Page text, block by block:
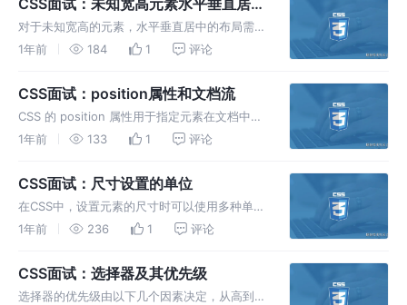
是较为传统的三栏布
方法
对于未知宽高的元素，水平垂直居中的布局需求
非常常见，尤其在响应式设计中。以下是几种常
CSS Grid也是一个布局的利器，可以很方便地
1年前 184 1 评论
CSS面试：position属性和文档流
CSS 的 position 属性用于指定元素在文档中的
定位方式。它有几个常用的属性值，每个属性值
position 属性的主要属性值及其作用： 1. sta
1年前 133 1 评论
CSS面试：尺寸设置的单位
在CSS中，设置元素的尺寸时可以使用多种单
位，这些单位可以分为绝对单位和相对单位两大
更精确地控制页面布局和响应式设计。 1. 绝对
单位 绝对单位表示的长度是固
1年前 236 1 评论
CSS面试：选择器及其优先级
选择器的优先级由以下几个因素决定，从高到低